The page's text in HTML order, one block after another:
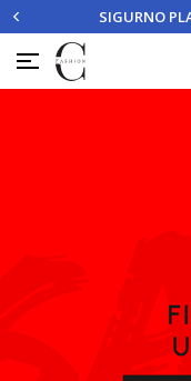
PRIJAVITE SESIGURNO